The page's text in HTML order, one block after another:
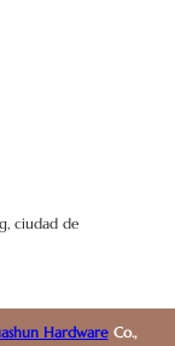
ciudad de
HardwareCo.,